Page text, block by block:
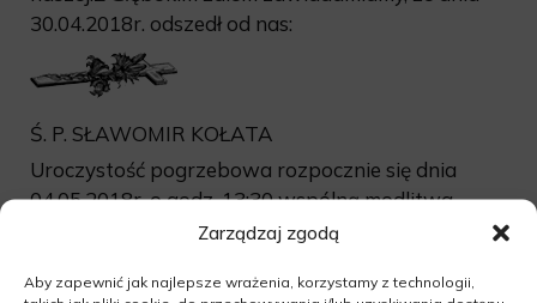
Zarządzaj zgodą
Aby zapewnić jak najlepsze wrażenia, korzystamy z technologii,
30.04.2018r. odszedł od nas:
Ś. P. SŁAWOMIR KOŁATA
Uroczystość pogrzebowa rozpocznie się dnia
04.05.2018r. o godz. 13:30 wspólną modlitwa
różańcową w kościele św. Józefa w Rogozińcu.
godz 14:00, po której odprowadzimy zmarłego na